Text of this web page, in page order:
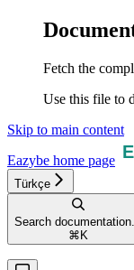
Fetch the
Use this file to
Skip to main content
Eazybe home page
Türkçe
Search
⌘ K